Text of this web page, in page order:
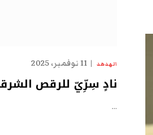
الهدهد 11 نوفمبر، 2025
نادٍ سِرِّيّ للرقص
…